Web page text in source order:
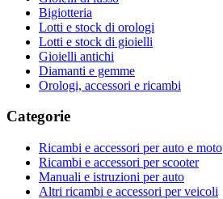
Bigiotteria
Lotti e stock di orologi
Lotti e stock di gioielli
Gioielli antichi
Diamanti e gemme
Orologi, accessori e ricambi
Categorie
Ricambi e accessori per auto e moto
Ricambi e accessori per scooter
Manuali e istruzioni per auto
Altri ricambi e accessori per veicoli